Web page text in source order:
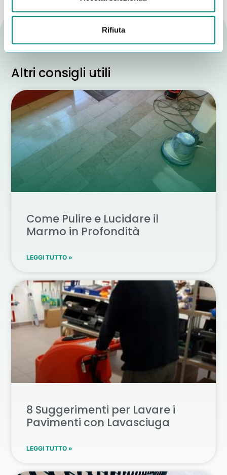
Rifiuta
Altri consigli utili
Come Pulire e Lucidare il
Marmo in Profondità
LEGGI TUTTO »
8 Suggerimenti per Lavare i
Pavimenti con Lavasciuga
LEGGI TUTTO »